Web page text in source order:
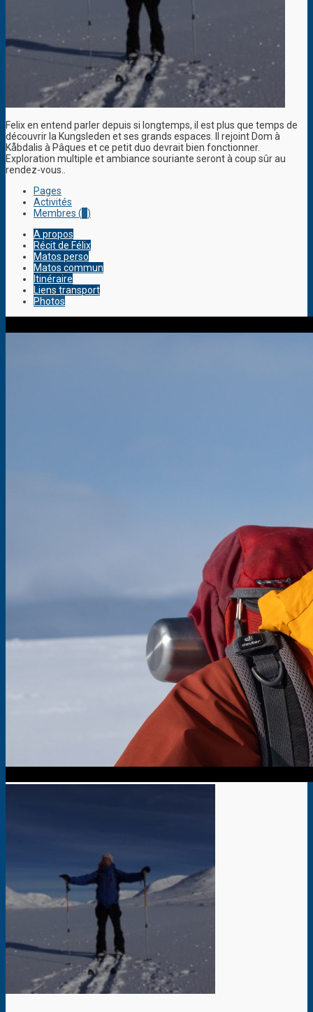
Felix en entend parler depuis si longtemps, il est plus que temps de
découvrir la Kungsleden et ses grands espaces. Il rejoint Dom à
Kåbdalis à Pâques et ce petit duo devrait bien fonctionner.
Exploration multiple et ambiance souriante seront à coup sûr au
rendez-vous..
Pages
Activités
Membres ( )
A propos
Récit de Félix
Matos perso
Matos commun
Itinéraire
Liens transport
Photos